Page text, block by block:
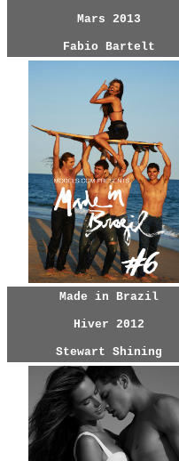
Mars 2013
Fabio Bartelt
Made in Brazil
Hiver 2012
Stewart Shining